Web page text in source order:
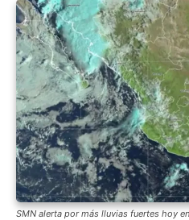
SMN alerta por más lluvias fuertes hoy